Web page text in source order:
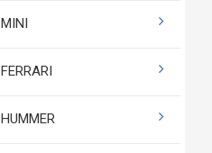
MINI
FERRARI
HUMMER